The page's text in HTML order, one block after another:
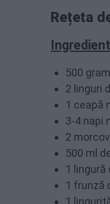
Rețeta
500
2 linguri
1 ceapă
3-4 napi
2
500 ml
1
1 frunză
1